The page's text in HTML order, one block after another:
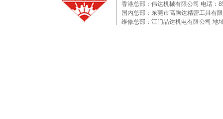
香港总部：伟达机械有限公司 电话
国内总部：东莞市高腾达精密工具有
维修总部：江门晶达机电有限公司 地